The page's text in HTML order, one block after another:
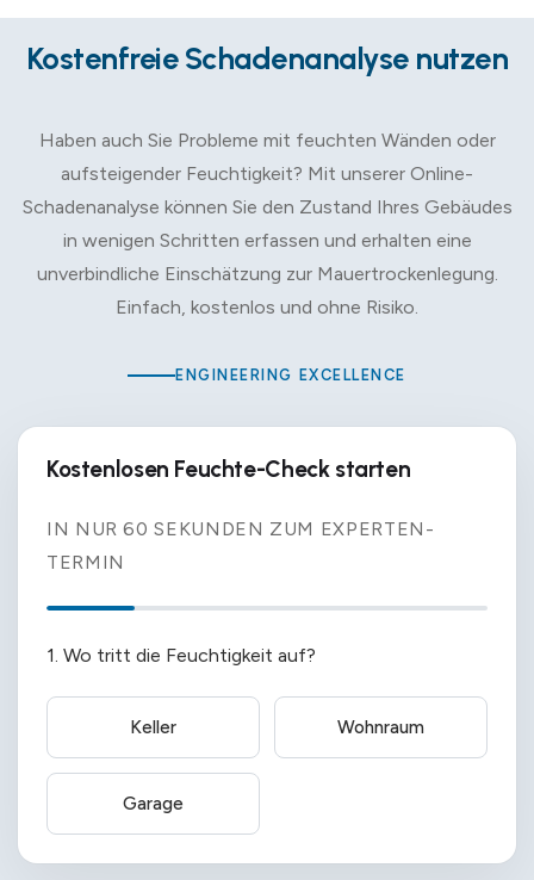
Kostenfreie Schadenanalyse nutzen
Haben auch Sie Probleme mit feuchten Wänden oder
aufsteigender Feuchtigkeit? Mit unserer Online-
Schadenanalyse können Sie den Zustand Ihres Gebäudes
in wenigen Schritten erfassen und erhalten eine
unverbindliche Einschätzung zur Mauertrockenlegung.
Einfach, kostenlos und ohne Risiko.
ENGINEERING EXCELLENCE
Kostenlosen Feuchte-Check starten
IN NUR 60 SEKUNDEN ZUM EXPERTEN-
TERMIN
1. Wo tritt die Feuchtigkeit auf?
Keller Wohnraum
Garage